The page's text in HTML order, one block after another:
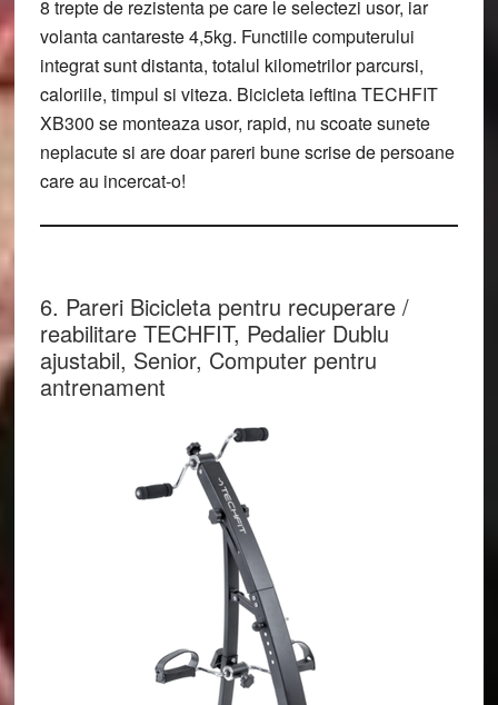
8 trepte de rezistenta pe care le selectezi usor, iar
volanta cantareste 4,5kg. Functiile computerului
integrat sunt distanta, totalul kilometrilor parcursi,
caloriile, timpul si viteza. Bicicleta ieftina TECHFIT
XB300 se monteaza usor, rapid, nu scoate sunete
neplacute si are doar pareri bune scrise de persoane
care au incercat-o!
6. Pareri Bicicleta pentru recuperare /
reabilitare TECHFIT, Pedalier Dublu
ajustabil, Senior, Computer pentru
antrenament